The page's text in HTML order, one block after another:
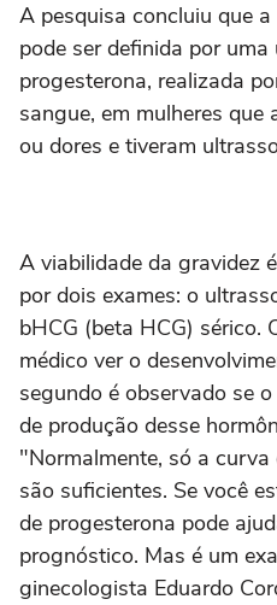
A pesquisa concluiu que
pode ser definida por
progesterona, realizada
sangue, em mulheres
ou dores e tiveram
A viabilidade da gravidez
por dois exames: o
bHCG (beta HCG) sérico.
médico ver o
segundo é observado se
de produção desse
"Normalmente, só a
são suficientes. Se você
de progesterona pode
prognóstico. Mas é um
ginecologista Eduardo